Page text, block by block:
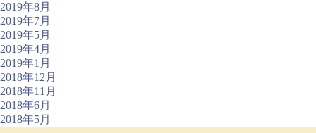
2019年8月
2019年7月
2019年5月
2019年4月
2019年1月
2018年12月
2018年11月
2018年6月
2018年5月